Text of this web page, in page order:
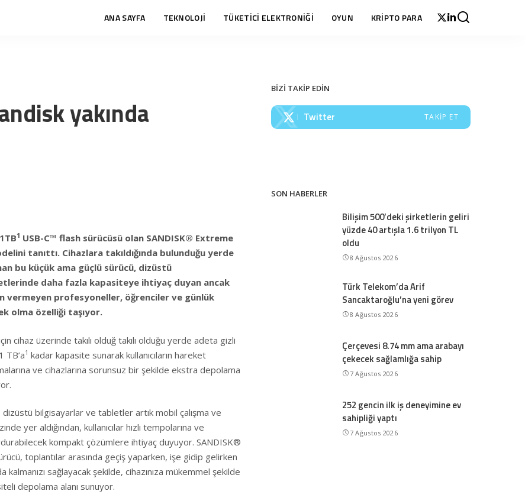
ANA SAYFA TEKNOLOJİ TÜKETİCİ ELEKTRONİĞİ OYUN KRİPTO PARA
yakında
1 USB-C™ flash sürücüsü olan SANDISK® Extreme
tanıttı. Cihazlara takıldığında bulunduğu yerde
bu küçük ama güçlü sürücü, dizüstü
daha fazla kapasiteye ihtiyaç duyan ancak
vermeyen profesyoneller, öğrenciler ve günlük
olma özelliği taşıyor.
cihaz üzerinde takılı olduğ takılı olduğu yerde adeta gizli
TB’a1 kadar kapasite sunarak kullanıcıların hareket
ve cihazlarına sorunsuz bir şekilde ekstra depolama
bilgisayarlar ve tabletler artık mobil çalışma ve
yer aldığından, kullanıcılar hızlı tempolarına ve
kompakt çözümlere ihtiyaç duyuyor. SANDISK®
toplantılar arasında geçiş yaparken, işe gidip gelirken
sağlayacak şekilde, cihazınıza mükemmel şekilde
depolama alanı sunuyor.
BİZİ TAKİP EDİN
Twitter TAKIP ET
SON HABERLER
Bilişim 500’deki şirketlerin geliri
yüzde 40 artışla 1.6 trilyon TL
oldu
8 Ağustos 2026
Türk Telekom’da Arif
Sancaktaroğlu’na yeni görev
8 Ağustos 2026
Çerçevesi 8.74 mm ama arabayı
çekecek sağlamlığa sahip
7 Ağustos 2026
252 gencin ilk iş deneyimine ev
sahipliği yaptı
7 Ağustos 2026